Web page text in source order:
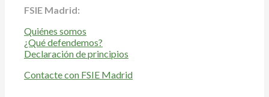
FSIE Madrid:
Quiénes somos
¿Qué defendemos?
Declaración de principios
Contacte con FSIE Madrid